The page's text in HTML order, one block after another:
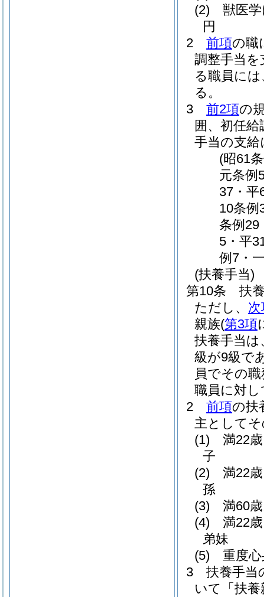
(2)
獣医
円
2
前項の職
調整手当
る職員には
る。
3
前2項の
囲、初任
手当の支
(昭61
元条例
37・平
10条例
条例29
5・平
例7・
(扶養手当)
第10条
扶
ただし、
親族(第3項
扶養手当
級が9級で
員でその
職員に対
2
前項の扶
主として
(1)
満22
子
(2)
満22
孫
(3)
満60
(4)
満22
弟妹
(5)
重度
3
扶養手当
いて「扶